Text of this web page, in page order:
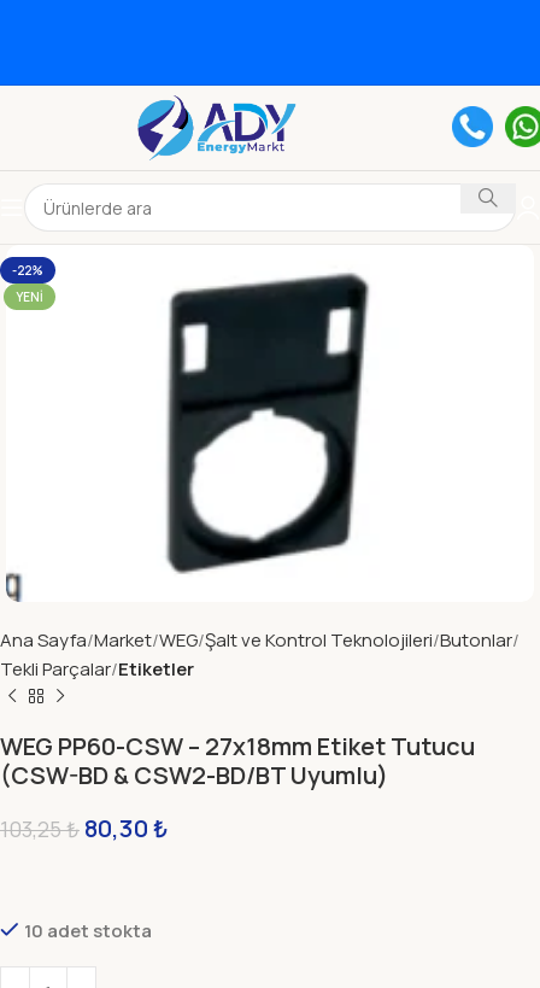
-22%
YENI
Ana Sayfa Market WEG Şalt ve Kontrol Teknolojileri Butonlar
Tekli Parçalar Etiketler
WEG PP60-CSW – 27x18mm Etiket Tutucu
(CSW-BD & CSW2-BD/BT Uyumlu)
103,25₺ 80,30₺
10 adet stokta